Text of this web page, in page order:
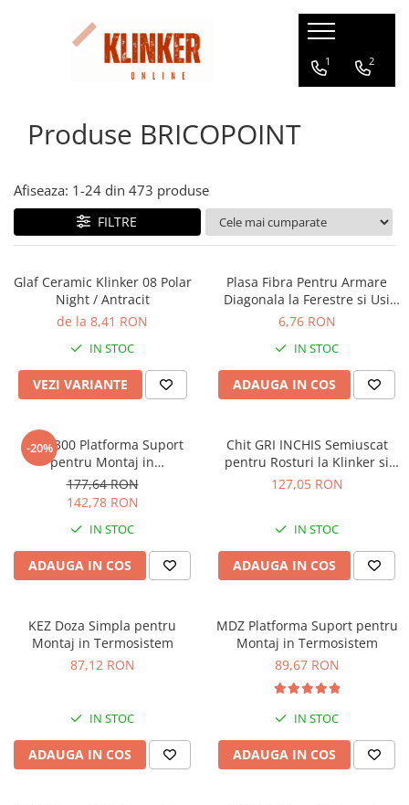
Soluții Pentru
Placaj Klinker
Glafuri din Ceramica
Amenajari la interior
Adezivi, Mortare si Chituri
1 2
Produse BRICOPOINT
Afiseaza: 1-24 din 473 produse
FILTRE
Glaf Ceramic Klinker 08 Polar
Night / Antracit
de la 8,41 RON
IN STOC
VEZI VARIANTE
Plasa Fibra Pentru Armare
Diagonala la Ferestre si Usi
Armierungspfeil 330x650mm
6,76 RON
IN STOC
ADAUGA IN COS
-20%
MDZ 300 Platforma Suport
pentru Montaj in
Termosistem
177,64 RON
142,78 RON
IN STOC
ADAUGA IN COS
Chit GRI INCHIS Semiuscat
pentru Rosturi la Klinker si
Caramida Aparenta FM 30kg
127,05 RON
IN STOC
ADAUGA IN COS
KEZ Doza Simpla pentru
Montaj in Termosistem
87,12 RON
IN STOC
ADAUGA IN COS
MDZ Platforma Suport pentru
Montaj in Termosistem
89,67 RON
IN STOC
ADAUGA IN COS